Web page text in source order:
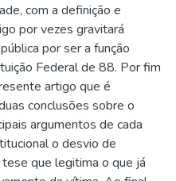
com a definição e
por vezes gravitará
por ser a função
Federal de 88. Por fim
artigo que é
conclusões sobre o
argumentos de cada
o desvio de
que legitima o que já